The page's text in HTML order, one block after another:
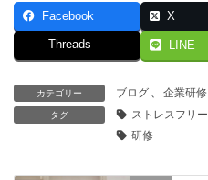
Facebook X
Threads LINE
カテゴリー ブログ 、 企業研修
タグ ストレスフリー
研修